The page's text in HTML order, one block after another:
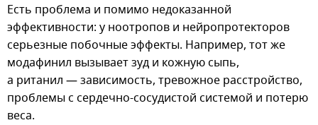
Есть проблема и помимо недоказанной
эффективности: у ноотропов и нейропротекторов
серьезные побочные эффекты. Например, тот же
модафинил вызывает зуд и кожную сыпь,
а ританил — зависимость, тревожное расстройство,
проблемы с сердечно-сосудистой системой и потерю
веса.